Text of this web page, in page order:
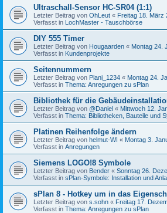
Ultraschall-Sensor HC-SR04 (1:1)
Letzter Beitrag von OhLeut « Freitag 18. März
Verfasst in LochMaster - Tauschbörse
DIY 555 Timer
Letzter Beitrag von Hougaarden « Montag 24.
Verfasst in Kundenprojekte
Seitennummern
Letzter Beitrag von Plani_1234 « Montag 24.
Verfasst in Thema: Anregungen zu sPlan
Bibliothek für die
Letzter Beitrag von @Daniel « Mittwoch 12.
Verfasst in Thema: Bibliotheken, Bauteile und
Platinen Reihenfolge ändern
Letzter Beitrag von helmut-WI « Montag 3.
Verfasst in Anregungen
Siemens LOGO!8 Symbole
Letzter Beitrag von Bender « Sonntag 26.
Verfasst in sPlan-Symbole: Installation und
sPlan 8 - Hotkey um in das
Letzter Beitrag von s.sohn « Freitag 17.
Verfasst in Thema: Anregungen zu sPlan